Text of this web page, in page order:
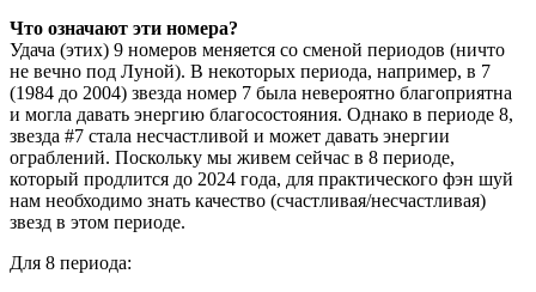
Что означают эти номера?
Удача (этих) 9 номеров меняется со сменой периодов (ничто
не вечно под Луной). В некоторых периода, например, в 7
(1984 до 2004) звезда номер 7 была невероятно благоприятна
и могла давать энергию благосостояния. Однако в периоде 8,
звезда #7 стала несчастливой и может давать энергии
ограблений. Поскольку мы живем сейчас в 8 периоде,
который продлится до 2024 года, для практического фэн шуй
нам необходимо знать качество (счастливая/несчастливая)
звезд в этом периоде.
Для 8 периода: